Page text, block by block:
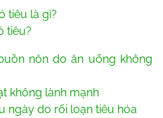
tiêu là gì?
tiêu?
nôn do ăn uống không
không lành mạnh
ngày do rối loạn tiêu hóa